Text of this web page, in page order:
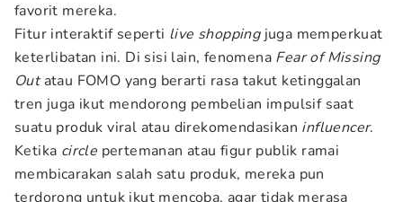
favorit mereka.
Fitur interaktif seperti live shoppingjuga memperkuat
keterlibatan ini. Di sisi lain, fenomena Fear of Missing
Outatau FOMO yang berarti rasa takut ketinggalan
tren juga ikut mendorong pembelian impulsif saat
suatu produk viral atau direkomendasikan influencer.
Ketika circle pertemanan atau figur publik ramai
membicarakan salah satu produk, mereka pun
terdorong untuk ikut mencoba, agar tidak merasa